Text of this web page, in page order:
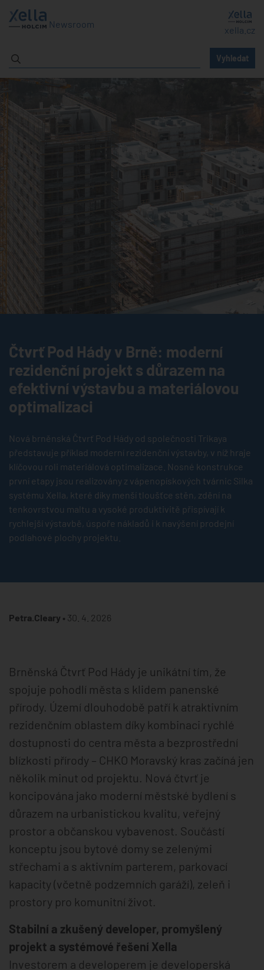
Newsroom
xella.cz
Čtvrť Pod Hády v Brně: moderní
rezidenční projekt s důrazem na
efektivní výstavbu a materiálovou
optimalizaci
Nová brněnská Čtvrť Pod Hády od společnosti Trikaya
představuje příklad moderní rezidenční výstavby, v níž hraje
klíčovou roli materiálová optimalizace. Nosné konstrukce
první etapy jsou realizovány z vápenopískových tvárnic Silka
systému Xella, které díky menší tloušťce stěn, zdění na
tenkovrstvou maltu a vysoké produktivitě přispívají k
rychlejší výstavbě, úspoře nákladů i k navýšení prodejní
podlahové plochy projektu.
Petra.Cleary • 30. 4. 2026
Brněnská Čtvrť Pod Hády je unikátní tím, že
spojuje pohodlí města s klidem panenské
přírody. Území dlouhodobě patří k atraktivním
rezidenčním oblastem díky kombinaci rychlé
dostupnosti do centra města a bezprostřední
blízkosti přírody – CHKO Moravský kras začíná jen
několik minut od projektu. Nová čtvrť je
koncipována jako moderní městské bydlení s
důrazem na urbanistickou kvalitu, veřejný
prostor a občanskou vybavenost. Součástí
konceptu jsou bytové domy se zelenými
střechami a s aktivním parterem, parkovací
kapacity (včetně podzemních garáží), zeleň i
prostory pro komunitní život.
Stabilní a zkušený developer, promyšlený
projekt a systémové řešení Xella
Investorem a developerem je developerská